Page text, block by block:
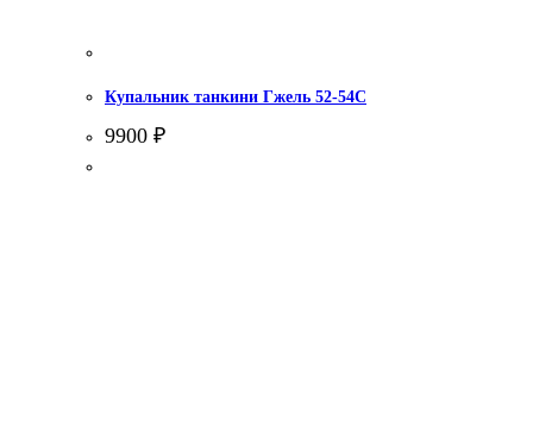
Купальник танкини Гжель 52-54С
9900 ₽